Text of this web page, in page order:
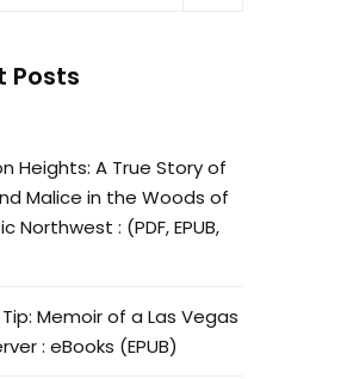
Posts
Heights: A True Story of
Malice in the Woods of
Northwest : (PDF, EPUB,
Memoir of a Las Vegas
: eBooks (EPUB)